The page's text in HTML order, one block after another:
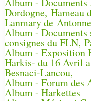
Dordogne, Hameau
Lanmary de
Album - Documents
consignes du FLN,
Album - Exposition
Harkis- du 16 Avril
Besnaci-Lancou,
Album - Forum des
Album - Harkettes